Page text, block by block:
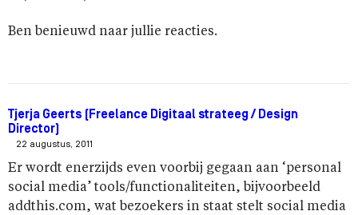
Ben benieuwd naar jullie reacties.
Tjerja Geerts (Freelance Digitaal strateeg / Design
Director)
22 augustus, 2011
Er wordt enerzijds even voorbij gegaan aan ‘personal
social media’ tools/functionaliteiten, bijvoorbeeld
addthis.com, wat bezoekers in staat stelt social media